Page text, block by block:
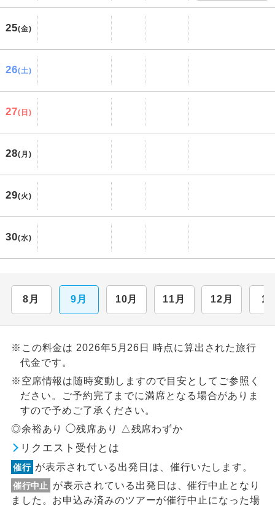
25(金)
26(土)
27(日)
28(月)
29(火)
30(水)
8月 9月 10月 11月 12月 1
※この料金は 2026年5月26日 時点に算出された旅行
代金です。
※空席情報は随時変動しますので目安としてご参照く
ださい。ご予約完了までに満席となる場合がありま
すので予めご了承ください。
◎余裕あり ◯残席あり △残席わずか
リクエスト受付とは
催行 が表示されている出発日は、催行いたします。
催行中止
が表示されている出発日は、催行中止となり
ました。お申込み済みのツアーが催行中止になった場